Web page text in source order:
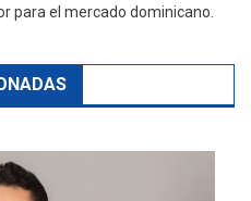
para el mercado dominicano.